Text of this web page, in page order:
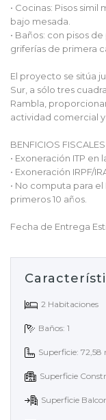
• Cocinas: Pisos
bajo mesada.
• Baños: con pisos
griferías de primera
El proyecto se sitúa
Sur, a sólo tres
Rambla,
actividad comercial
BENFICIOS FISCALES
• Exoneración ITP en
• Exoneración IRPF/
• No computa para
primeros 10 años.
Fecha de Entrega
2 Habitaciones
Baños: 1
Superficie: 72,58
Superficie
Superficie